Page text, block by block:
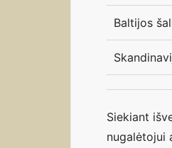
Baltijos
Siekiant
nugalėtojui